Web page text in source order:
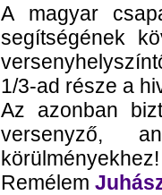
A magyar
segítségének
1/3-ad része a
Az azonban
versenyző,
körülményekhez!
Remélem